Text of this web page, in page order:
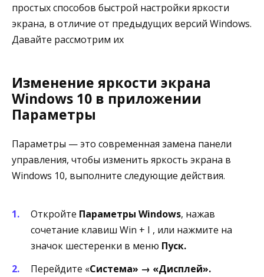
простых способов быстрой настройки яркости
экрана, в отличие от предыдущих версий Windows.
Давайте рассмотрим их
Изменение яркости экрана
Windows 10 в приложении
Параметры
Параметры — это современная замена панели
управления, чтобы изменить яркость экрана в
Windows 10, выполните следующие действия.
Откройте Параметры Windows, нажав
сочетание клавиш Win + I , или нажмите на
значок шестеренки в меню Пуск.
Перейдите «Система» → «Дисплей».